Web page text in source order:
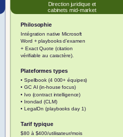
Direction juridique et
cabinets mid-market
Philosophie
Intégration native Microsoft
Word + playbooks d’examen
+ Exact Quote (citation
vérifiable au caractère).
Plateformes types
• Spellbook (4 000+ équipes)
• GC AI (in-house focus)
• Ivo (contract intelligence)
• Ironclad (CLM)
• LegalOn (playbooks day 1)
Tarif typique
$80 à $400/utilisateur/mois